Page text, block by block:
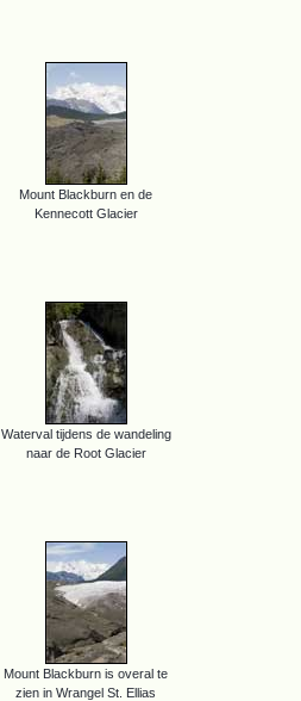
Mount Blackburn en de
Kennecott Glacier
Waterval tijdens de wandeling
naar de Root Glacier
Mount Blackburn is overal te
zien in Wrangel St. Ellias